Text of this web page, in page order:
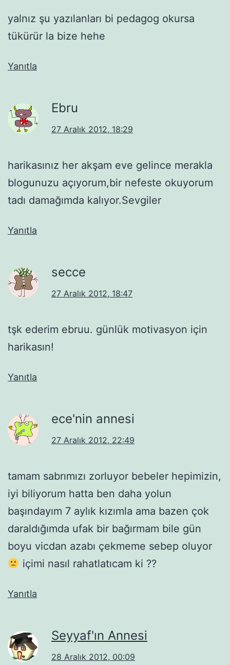
yalnız şu yazılanları bi pedagog okursa
tükürür la bize hehe
Yanıtla
Ebru
27 Aralık 2012, 18:29
harikasınız her akşam eve gelince merakla
blogunuzu açıyorum,bir nefeste okuyorum
tadı damağımda kalıyor.Sevgiler
Yanıtla
secce
27 Aralık 2012, 18:47
tşk ederim ebruu. günlük motivasyon için
harikasın!
Yanıtla
ece'nin annesi
27 Aralık 2012, 22:49
tamam sabrımızı zorluyor bebeler hepimizin,
iyi biliyorum hatta ben daha yolun
başındayım 7 aylık kızımla ama bazen çok
daraldığımda ufak bir bağırmam bile gün
boyu vicdan azabı çekmeme sebep oluyor
içimi nasıl rahatlatıcam ki ??
Yanıtla
Seyyaf'ın Annesi
28 Aralık 2012, 00:09